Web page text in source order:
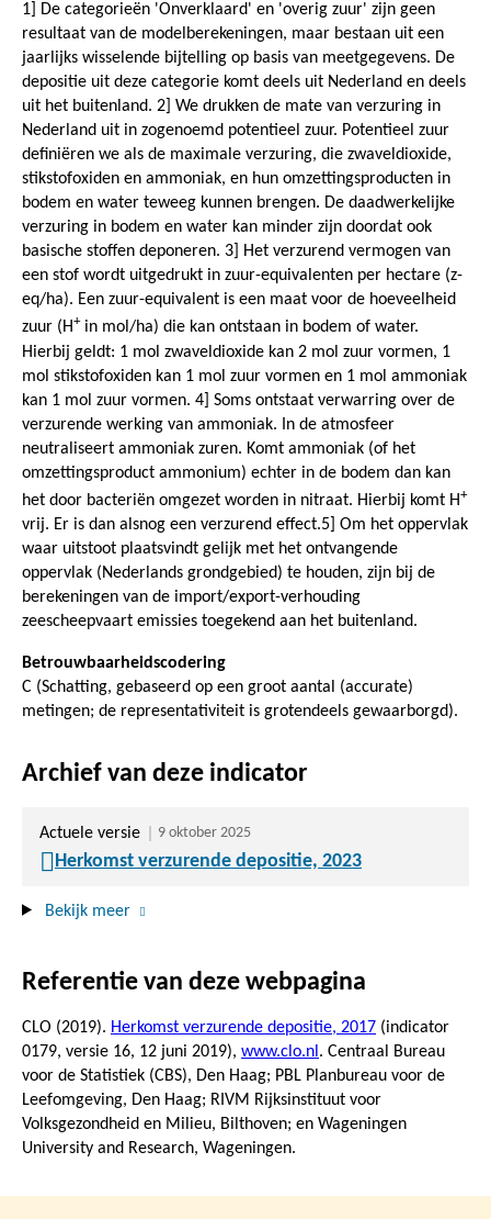
1] De categorieën 'Onverklaard' en 'overig zuur' zijn geen
resultaat van de modelberekeningen, maar bestaan uit een
jaarlijks wisselende bijtelling op basis van meetgegevens. De
depositie uit deze categorie komt deels uit Nederland en deels
uit het buitenland. 2] We drukken de mate van verzuring in
Nederland uit in zogenoemd potentieel zuur. Potentieel zuur
definiëren we als de maximale verzuring, die zwaveldioxide,
stikstofoxiden en ammoniak, en hun omzettingsproducten in
bodem en water teweeg kunnen brengen. De daadwerkelijke
verzuring in bodem en water kan minder zijn doordat ook
basische stoffen deponeren. 3] Het verzurend vermogen van
een stof wordt uitgedrukt in zuur-equivalenten per hectare (z-
eq/ha). Een zuur-equivalent is een maat voor de hoeveelheid
zuur (H+in mol/ha) die kan ontstaan in bodem of water.
Hierbij geldt: 1 mol zwaveldioxide kan 2 mol zuur vormen, 1
mol stikstofoxiden kan 1 mol zuur vormen en 1 mol ammoniak
kan 1 mol zuur vormen. 4] Soms ontstaat verwarring over de
verzurende werking van ammoniak. In de atmosfeer
neutraliseert ammoniak zuren. Komt ammoniak (of het
omzettingsproduct ammonium) echter in de bodem dan kan
het door bacteriën omgezet worden in nitraat. Hierbij komt H+
vrij. Er is dan alsnog een verzurend effect.5] Om het oppervlak
waar uitstoot plaatsvindt gelijk met het ontvangende
oppervlak (Nederlands grondgebied) te houden, zijn bij de
berekeningen van de import/export-verhouding
zeescheepvaart emissies toegekend aan het buitenland.
Betrouwbaarheidscodering
C (Schatting, gebaseerd op een groot aantal (accurate)
metingen; de representativiteit is grotendeels gewaarborgd).
Archief van deze indicator
Actuele versie 9 oktober 2025
Herkomst verzurende depositie, 2023
Bekijk meer
Referentie van deze webpagina
CLO (2019). Herkomst verzurende depositie, 2017 (indicator
0179, versie 16, 12 juni 2019), www.clo.nl . Centraal Bureau
voor de Statistiek (CBS), Den Haag; PBL Planbureau voor de
Leefomgeving, Den Haag; RIVM Rijksinstituut voor
Volksgezondheid en Milieu, Bilthoven; en Wageningen
University and Research, Wageningen.